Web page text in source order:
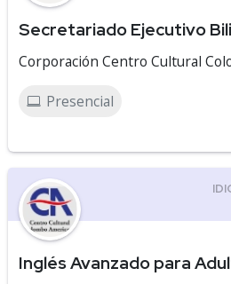
Secretariado Ejecutivo
Corporación Centro Cultural
Presencial
Inglés Avanzado para